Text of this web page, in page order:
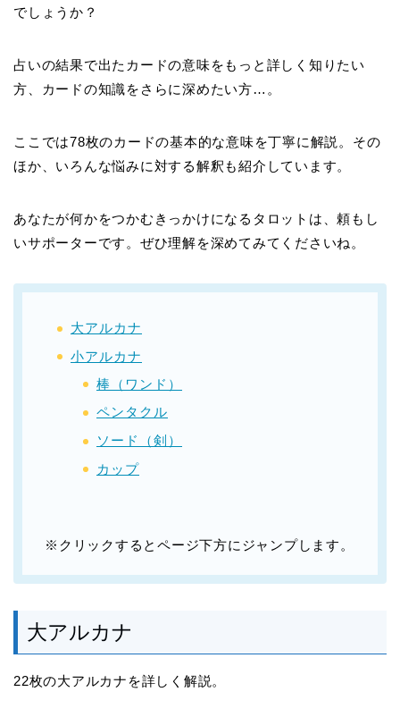
でしょうか？
占いの結果で出たカードの意味をもっと詳しく知りたい
方、カードの知識をさらに深めたい方…。
ここでは78枚のカードの基本的な意味を丁寧に解説。その
ほか、いろんな悩みに対する解釈も紹介しています。
あなたが何かをつかむきっかけになるタロットは、頼もし
いサポーターです。ぜひ理解を深めてみてくださいね。
大アルカナ
小アルカナ
棒（ワンド）
ペンタクル
ソード（剣）
カップ
※クリックするとページ下方にジャンプします。
大アルカナ
22枚の大アルカナを詳しく解説。